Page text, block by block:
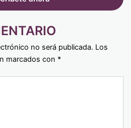
no será publicada. Los
marcados con *